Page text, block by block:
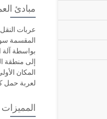
مبادئ
المقسمة
بواسطة آلة
المكان
لعربة حمل
المميزات